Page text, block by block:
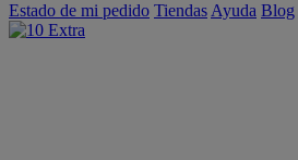
Estado de mi pedido Tiendas Ayuda Blog